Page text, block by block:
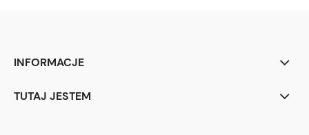
INFORMACJE
TUTAJ JESTEM